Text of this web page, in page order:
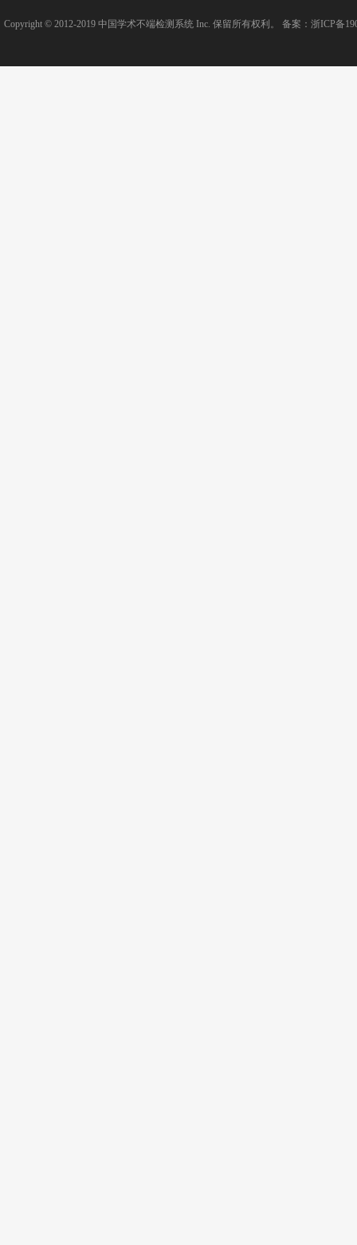
Copyright © 2012-2019 中国学术不端检测系统 Inc. 保留所有权利。 备案： 浙ICP备